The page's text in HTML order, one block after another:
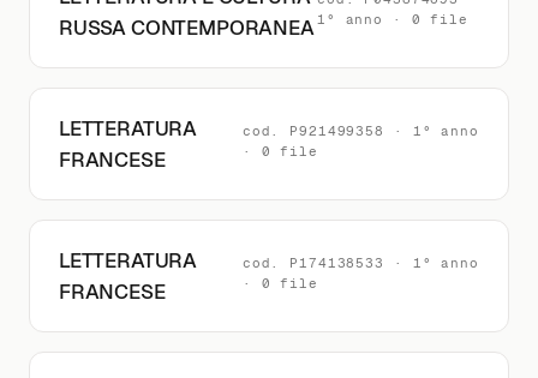
RUSSA CONTEMPORANEA1° anno · 0 file
LETTERATURA
FRANCESE
cod. P921499358 · 1° anno
· 0 file
LETTERATURA
FRANCESE
cod. P174138533 · 1° anno
· 0 file